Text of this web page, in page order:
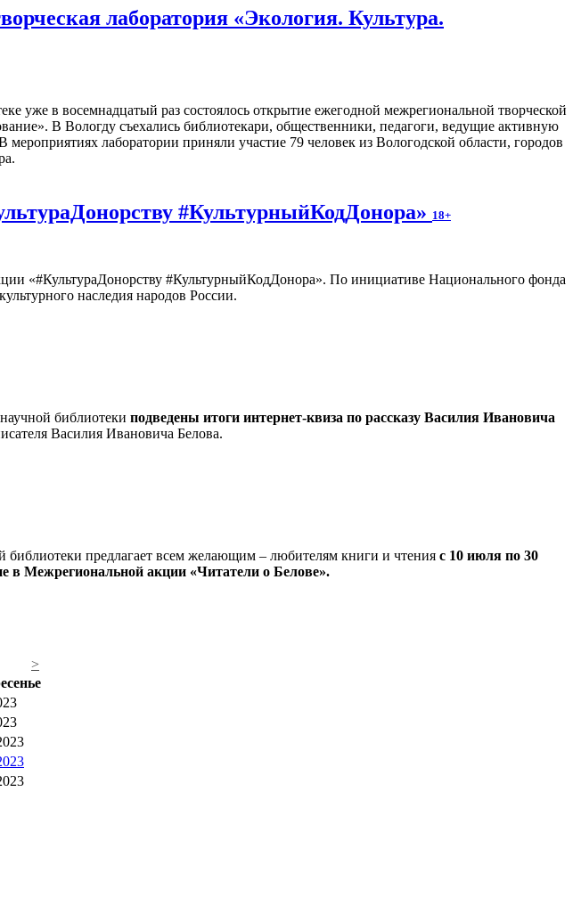
лаборатория «Экология. Культура.
уже в восемнадцатый раз состоялось открытие ежегодной межрегиональной творческой
В Вологду съехались библиотекари, общественники, педагоги, ведущие активную
мероприятиях лаборатории приняли участие 79 человек из Вологодской области, городов
#КультурныйКодДонора» 18+
«#КультураДонорству #КультурныйКодДонора». По инициативе Национального фонда
наследия народов России.
библиотеки подведены итоги интернет-квиза по рассказу Василия Ивановича
Василия Ивановича Белова.
предлагает всем желающим – любителям книги и чтения с 10 июля по 30
в Межрегиональной акции «Читатели о Белове».
>